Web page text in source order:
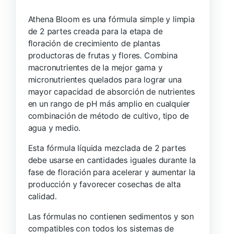
Athena Bloom es una fórmula simple y limpia
de 2 partes creada para la etapa de
floración de crecimiento de plantas
productoras de frutas y flores. Combina
macronutrientes de la mejor gama y
micronutrientes quelados para lograr una
mayor capacidad de absorción de nutrientes
en un rango de pH más amplio en cualquier
combinación de método de cultivo, tipo de
agua y medio.
Esta fórmula líquida mezclada de 2 partes
debe usarse en cantidades iguales durante la
fase de floración para acelerar y aumentar la
producción y favorecer cosechas de alta
calidad.
Las fórmulas no contienen sedimentos y son
compatibles con todos los sistemas de